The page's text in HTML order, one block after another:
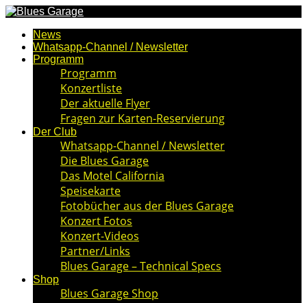
News
Whatsapp-Channel / Newsletter
Programm
Programm
Konzertliste
Der aktuelle Flyer
Fragen zur Karten-Reservierung
Der Club
Whatsapp-Channel / Newsletter
Die Blues Garage
Das Motel California
Speisekarte
Fotobücher aus der Blues Garage
Konzert Fotos
Konzert-Videos
Partner/Links
Blues Garage – Technical Specs
Shop
Blues Garage Shop